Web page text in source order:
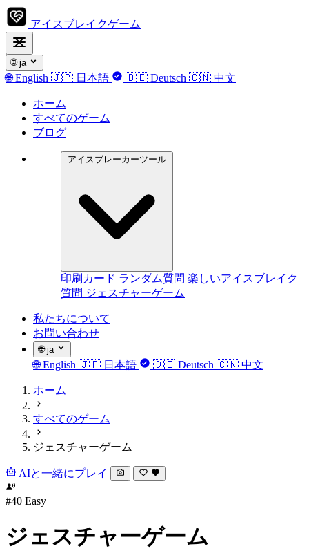
アイスブレイクゲーム
🌐 ja
🌐 English 🇯🇵 日本語 🇩🇪 Deutsch 🇨🇳 中文
ホーム
すべてのゲーム
ブログ
アイスブレーカーツール
印刷カード ランダム質問 楽しいアイスブレイク
質問 ジェスチャーゲーム
私たちについて
お問い合わせ
🌐 ja
🌐 English 🇯🇵 日本語 🇩🇪 Deutsch 🇨🇳 中文
ホーム
すべてのゲーム
ジェスチャーゲーム
AIと一緒にプレイ
#40 Easy
ジェスチャーゲーム